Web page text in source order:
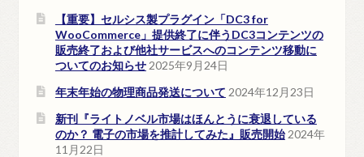
【重要】セルシス製プラグイン「DC3 for
WooCommerce」提供終了に伴うDC3コンテンツの
販売終了および他社サービスへのコンテンツ移動に
ついてのお知らせ 2025年9月24日
年末年始の物理商品発送について 2024年12月23日
新刊『ライトノベル市場はほんとうに衰退している
のか？ 電子の市場を推計してみた』販売開始 2024年
11月22日